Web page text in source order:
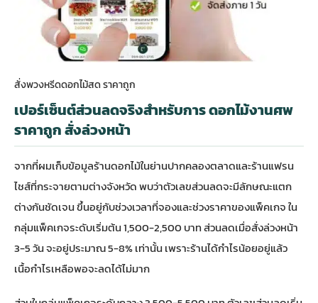
สั่งพวงหรีดดอกไม้สด ราคาถูก
เปอร์เซ็นต์ส่วนลดจริงสำหรับการ ดอกไม้งานศพ
ราคาถูก สั่งล่วงหน้า
จากที่ผมเก็บข้อมูลร้านดอกไม้ในย่านปากคลองตลาดและร้านแฟรน
ไชส์ที่กระจายตามต่างจังหวัด พบว่าตัวเลขส่วนลดจะมีลักษณะแตก
ต่างกันชัดเจน ขึ้นอยู่กับช่วงเวลาที่จองและช่วงราคาของแพ็คเกจ ใน
กลุ่มแพ็คเกจระดับเริ่มต้น 1,500-2,500 บาท ส่วนลดเมื่อสั่งล่วงหน้า
3-5 วัน จะอยู่ประมาณ 5-8% เท่านั้น เพราะร้านได้กำไรน้อยอยู่แล้ว
เนื้อกำไรเหลือพอจะลดได้ไม่มาก